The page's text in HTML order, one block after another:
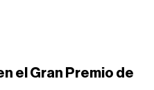
el Gran Premio de